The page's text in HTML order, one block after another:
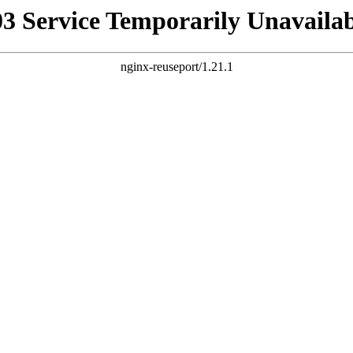
Service Temporarily
nginx-reuseport/1.21.1